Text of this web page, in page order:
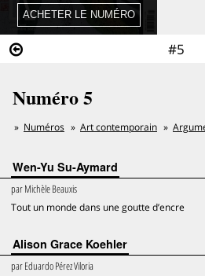
#5
Numéro 5
Numéros Art contemporain
Wen-Yu Su-Aymard
parMichèle Beauxis
Tout un monde dans une goutte d’encre
Alison Grace Koehler
parEduardo Pérez Viloria